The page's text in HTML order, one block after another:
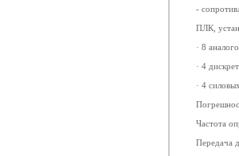
-
ПЛК,
· 8
· 4
· 4
Частота
Передача